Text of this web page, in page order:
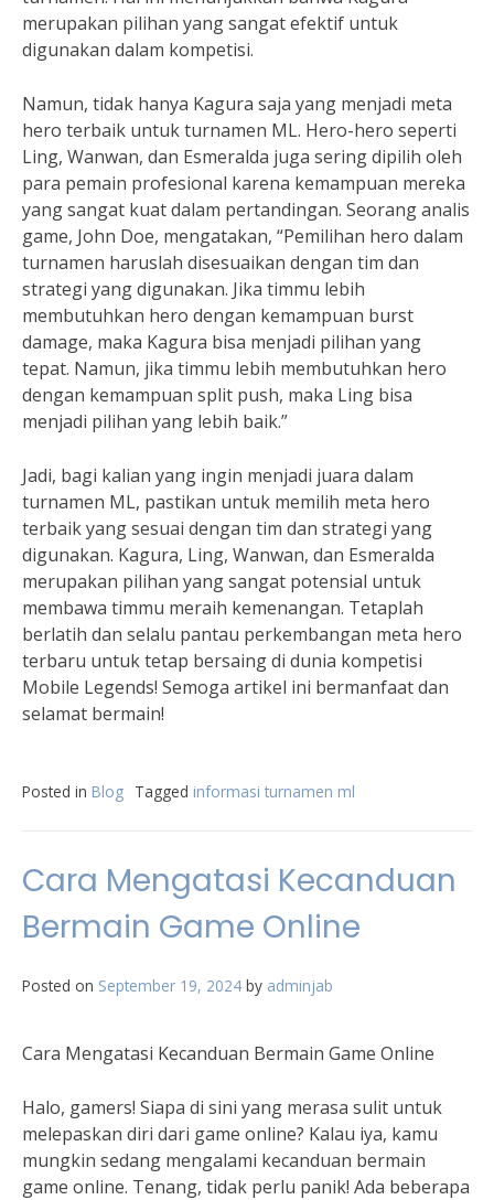
merupakan pilihan yang sangat efektif untuk
digunakan dalam kompetisi.
Namun, tidak hanya Kagura saja yang menjadi meta
hero terbaik untuk turnamen ML. Hero-hero seperti
Ling, Wanwan, dan Esmeralda juga sering dipilih oleh
para pemain profesional karena kemampuan mereka
yang sangat kuat dalam pertandingan. Seorang analis
game, John Doe, mengatakan, “Pemilihan hero dalam
turnamen haruslah disesuaikan dengan tim dan
strategi yang digunakan. Jika timmu lebih
membutuhkan hero dengan kemampuan burst
damage, maka Kagura bisa menjadi pilihan yang
tepat. Namun, jika timmu lebih membutuhkan hero
dengan kemampuan split push, maka Ling bisa
menjadi pilihan yang lebih baik.”
Jadi, bagi kalian yang ingin menjadi juara dalam
turnamen ML, pastikan untuk memilih meta hero
terbaik yang sesuai dengan tim dan strategi yang
digunakan. Kagura, Ling, Wanwan, dan Esmeralda
merupakan pilihan yang sangat potensial untuk
membawa timmu meraih kemenangan. Tetaplah
berlatih dan selalu pantau perkembangan meta hero
terbaru untuk tetap bersaing di dunia kompetisi
Mobile Legends! Semoga artikel ini bermanfaat dan
selamat bermain!
Posted in Blog Tagged informasi turnamen ml
Cara Mengatasi Kecanduan
Bermain Game Online
Posted on September 19, 2024 by adminjab
Cara Mengatasi Kecanduan Bermain Game Online
Halo, gamers! Siapa di sini yang merasa sulit untuk
melepaskan diri dari game online? Kalau iya, kamu
mungkin sedang mengalami kecanduan bermain
game online. Tenang, tidak perlu panik! Ada beberapa